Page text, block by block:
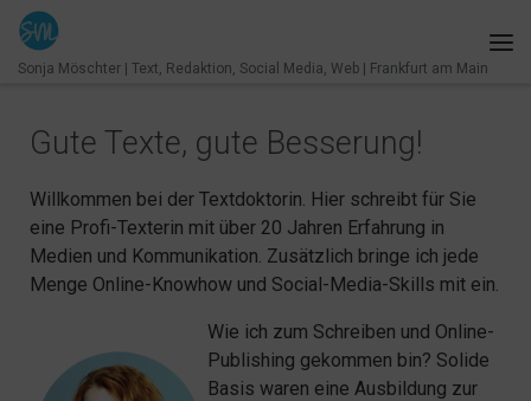
Zum Inhalt springen
Sonja Möschter | Text, Redaktion, Social Media, Web | Frankfurt am Main
Gute Texte, gute Besserung!
Willkommen bei der Textdoktorin. Hier schreibt für Sie
eine Profi-Texterin mit über 20 Jahren Erfahrung in
Medien und Kommunikation. Zusätzlich bringe ich jede
Menge Online-Knowhow und Social-Media-Skills mit ein.
Wie ich zum Schreiben und Online-
Publishing gekommen bin? Solide
Basis waren eine Ausbildung zur